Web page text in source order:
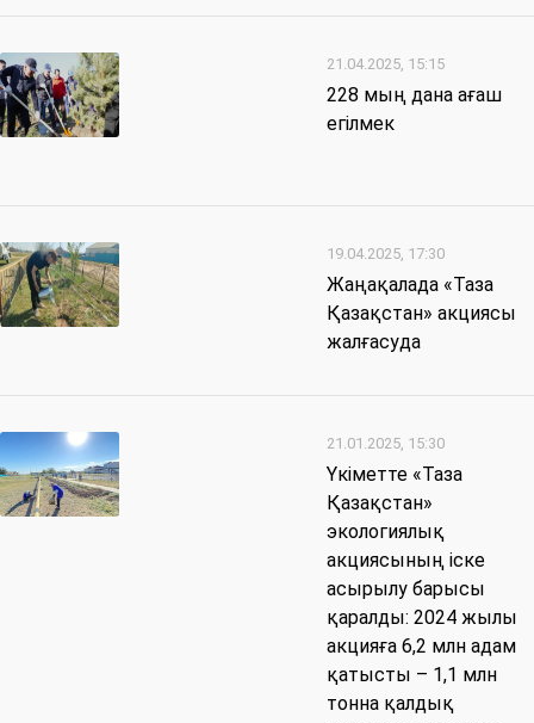
21.04.2025, 15:15
228 мың дана ағаш
егілмек
19.04.2025, 17:30
Жаңақалада «Таза
Қазақстан» акциясы
жалғасуда
21.01.2025, 15:30
Үкіметте «Таза
Қазақстан»
экологиялық
акциясының іске
асырылу барысы
қаралды: 2024 жылы
акцияға 6,2 млн адам
қатысты – 1,1 млн
тонна қалдық